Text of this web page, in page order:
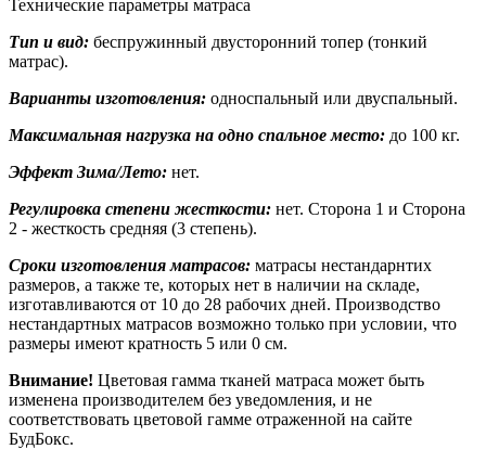
Технические параметры матраса
Тип и вид: беспружинный двусторонний топер (тонкий
матрас).
Варианты изготовления: односпальный или двуспальный.
Максимальная нагрузка на одно спальное место: до 100 кг.
Эффект Зима/Лето: нет.
Регулировка степени жесткости: нет. Сторона 1 и Сторона
2 - жесткость средняя (3 степень).
Сроки изготовления матрасов: матрасы нестандарнтих
размеров, а также те, которых нет в наличии на складе,
изготавливаются от 10 до 28 рабочих дней. Производство
нестандартных матрасов возможно только при условии, что
размеры имеют кратность 5 или 0 см.
Внимание! Цветовая гамма тканей матраса может быть
изменена производителем без уведомления, и не
соответствовать цветовой гамме отраженной на сайте
БудБокс.